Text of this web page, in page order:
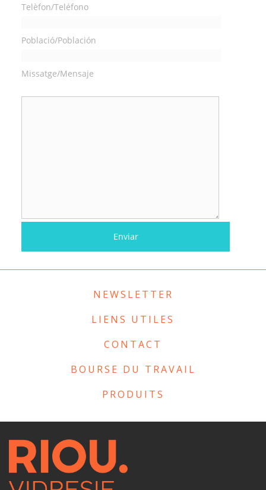
Telèfon/Teléfono
Població/Población
Missatge/Mensaje
NEWSLETTER
LIENS UTILES
CONTACT
BOURSE DU TRAVAIL
PRODUITS